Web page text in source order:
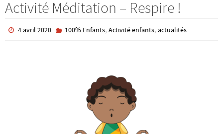
Activité Méditation – Respire !
4 avril 2020 100% Enfants, Activité enfants, actualités